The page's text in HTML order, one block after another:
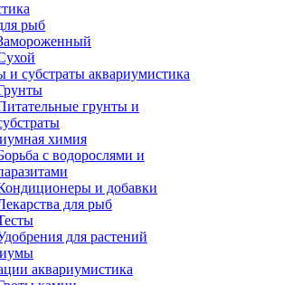
рыб
и субстраты аквариумистика
грунты и
химия
с водорослями и
и добавки
для рыб
для растений
аквариумистика